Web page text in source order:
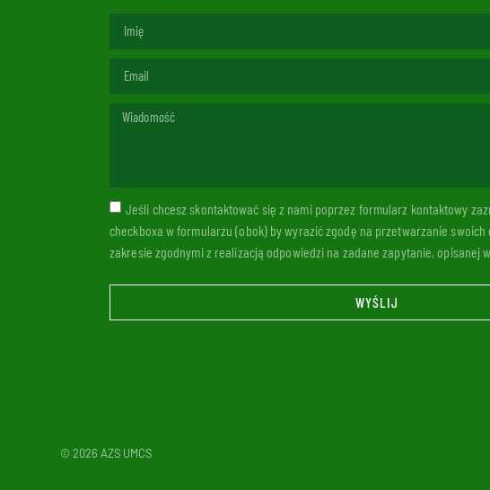
Jeśli chcesz skontaktować się z nami poprzez formularz kontaktowy
checkboxa w formularzu (obok) by wyrazić zgodę na przetwarzanie
zakresie zgodnymi z realizacją odpowiedzi na zadane zapytanie, opisanej
WYŚLIJ
© 2026 AZS UMCS